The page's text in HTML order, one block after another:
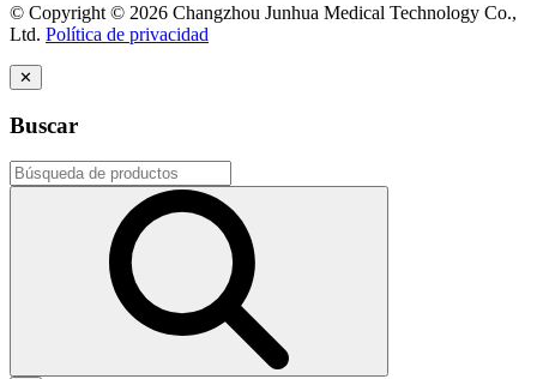
© Copyright © 2026 Changzhou Junhua Medical Technology Co.,
Ltd. Política de privacidad
✕
Buscar